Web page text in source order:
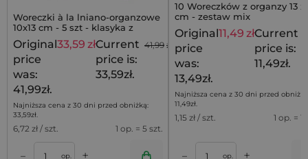
Woreczki à la lniano-organzowe
10x13 cm - 5 szt - klasyka z
lawendowym akcentem
41,99 zł
Original
price
was:
41,99zł.
33,59 złCurrent
price is:
33,59zł.
Najniższa cena z 30 dni przed obniżką:
33,59zł.
6,72 zł / szt. 1 op. = 5 szt.
– op. +
10 Woreczków z organzy 13 x
cm - zestaw mix
Original
price
was:
13,49zł.
11,49 złCurrent
price is:
11,49zł.
Najniższa cena z 30 dni przed
11,49zł.
1,15 zł / szt. 1 op. =
– op. +
Dodaj do koszyka